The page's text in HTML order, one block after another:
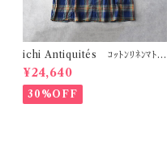
ichi Antiquités ｺｯﾄﾝﾘﾈﾝﾏﾄﾞ
ﾗｽﾁｪｯｸﾜﾝﾋﾟｰｽ (ﾈｲﾋﾞｰ) 1100
902
¥24,640
30%OFF